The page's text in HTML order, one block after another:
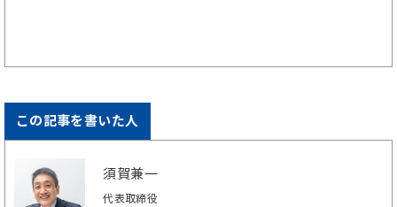
この記事を書いた人
須賀兼一
代表取締役